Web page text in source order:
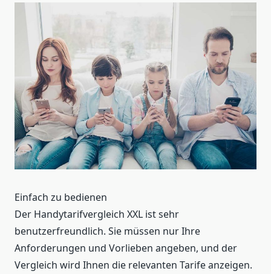
Einfach zu bedienen
Der Handytarifvergleich XXL ist sehr
benutzerfreundlich. Sie müssen nur Ihre
Anforderungen und Vorlieben angeben, und der
Vergleich wird Ihnen die relevanten Tarife anzeigen.